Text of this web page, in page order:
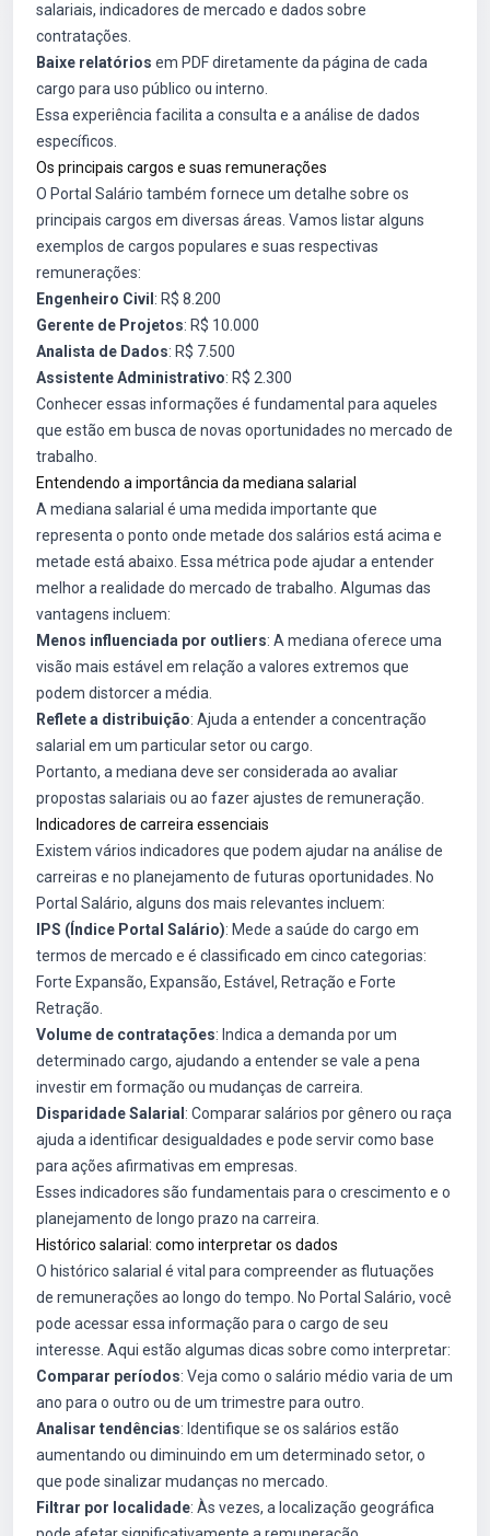
salariais, indicadores de mercado e dados sobre
contratações.
Baixe relatórios em PDF diretamente da página de cada
cargo para uso público ou interno.
Essa experiência facilita a consulta e a análise de dados
específicos.
Os principais cargos e suas remunerações
O Portal Salário também fornece um detalhe sobre os
principais cargos em diversas áreas. Vamos listar alguns
exemplos de cargos populares e suas respectivas
remunerações:
Engenheiro Civil : R$ 8.200
Gerente de Projetos: R$ 10.000
Analista de Dados: R$ 7.500
Assistente Administrativo: R$ 2.300
Conhecer essas informações é fundamental para aqueles
que estão em busca de novas oportunidades no mercado de
trabalho.
Entendendo a importância da mediana salarial
A mediana salarial é uma medida importante que
representa o ponto onde metade dos salários está acima e
metade está abaixo. Essa métrica pode ajudar a entender
melhor a realidade do mercado de trabalho. Algumas das
vantagens incluem:
Menos influenciada por outliers: A mediana oferece uma
visão mais estável em relação a valores extremos que
podem distorcer a média.
Reflete a distribuição: Ajuda a entender a concentração
salarial em um particular setor ou cargo.
Portanto, a mediana deve ser considerada ao avaliar
propostas salariais ou ao fazer ajustes de remuneração.
Indicadores de carreira essenciais
Existem vários indicadores que podem ajudar na análise de
carreiras e no planejamento de futuras oportunidades. No
Portal Salário, alguns dos mais relevantes incluem:
IPS (Índice Portal Salário): Mede a saúde do cargo em
termos de mercado e é classificado em cinco categorias:
Forte Expansão, Expansão, Estável, Retração e Forte
Retração.
Volume de contratações: Indica a demanda por um
determinado cargo, ajudando a entender se vale a pena
investir em formação ou mudanças de carreira.
Disparidade Salarial : Comparar salários por gênero ou raça
ajuda a identificar desigualdades e pode servir como base
para ações afirmativas em empresas.
Esses indicadores são fundamentais para o crescimento e o
planejamento de longo prazo na carreira.
Histórico salarial: como interpretar os dados
O histórico salarial é vital para compreender as flutuações
de remunerações ao longo do tempo. No Portal Salário, você
pode acessar essa informação para o cargo de seu
interesse. Aqui estão algumas dicas sobre como interpretar:
Comparar períodos: Veja como o salário médio varia de um
ano para o outro ou de um trimestre para outro.
Analisar tendências: Identifique se os salários estão
aumentando ou diminuindo em um determinado setor, o
que pode sinalizar mudanças no mercado.
Filtrar por localidade: Às vezes, a localização geográfica